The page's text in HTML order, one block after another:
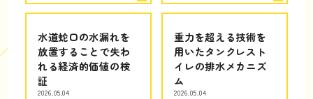
水道蛇口の水漏れを
放置することで失わ
れる経済的価値の検
証
2026.05.04
重力を超える技術を
用いたタンクレスト
イレの排水メカニズ
ム
2026.05.04